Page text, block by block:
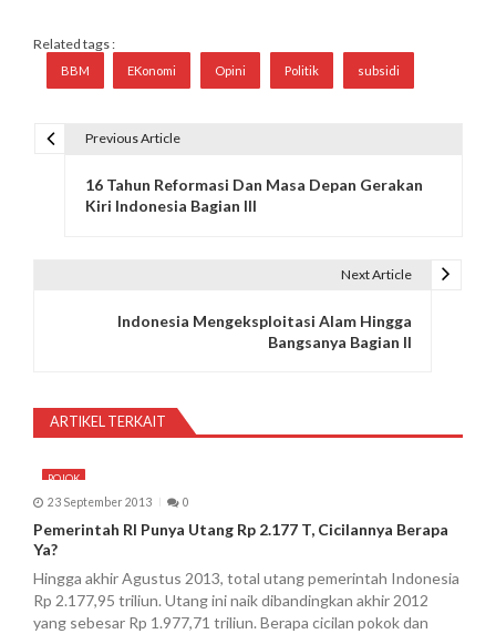
Related tags :
BBM EKonomi Opini Politik subsidi
i
p
o
s
Previous Article
16 Tahun Reformasi Dan Masa Depan Gerakan
Kiri Indonesia Bagian III
Next Article
Indonesia Mengeksploitasi Alam Hingga
Bangsanya Bagian II
ARTIKEL TERKAIT
POJOK
23 September 2013 0
Pemerintah RI Punya Utang Rp 2.177 T, Cicilannya Berapa
Ya?
Hingga akhir Agustus 2013, total utang pemerintah Indonesia
Rp 2.177,95 triliun. Utang ini naik dibandingkan akhir 2012
yang sebesar Rp 1.977,71 triliun. Berapa cicilan pokok dan